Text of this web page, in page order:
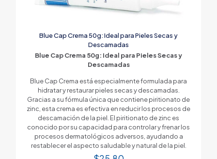
Blue Cap Crema 50g: Ideal para Pieles Secas y
Descamadas
Blue Cap Crema 50g: Ideal para Pieles Secas y
Descamadas
Blue Cap Crema está especialmente formulada para
hidratar y restaurar pieles secas y descamadas.
Gracias a su fórmula única que contiene piritionato de
zinc, esta crema es efectiva en reducir los procesos de
descamación de la piel. El piritionato de zinc es
conocido por su capacidad para controlar y frenar los
procesos dermatológicos adversos, ayudando a
restablecer el aspecto saludable y natural de la piel.